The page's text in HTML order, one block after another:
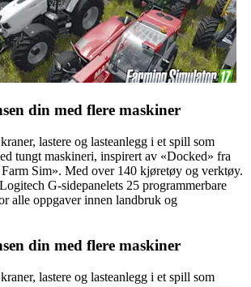
din med flere maskiner
lastere og lasteanlegg i et spill som
tungt maskineri, inspirert av «Docked» fra
Sim». Med over 140 kjøretøy og verktøy.
G-sidepanelets 25 programmerbare
alle oppgaver innen landbruk og
din med flere maskiner
lastere og lasteanlegg i et spill som